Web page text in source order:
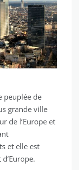
peuplée de
grande ville
de l’Europe et
et elle est